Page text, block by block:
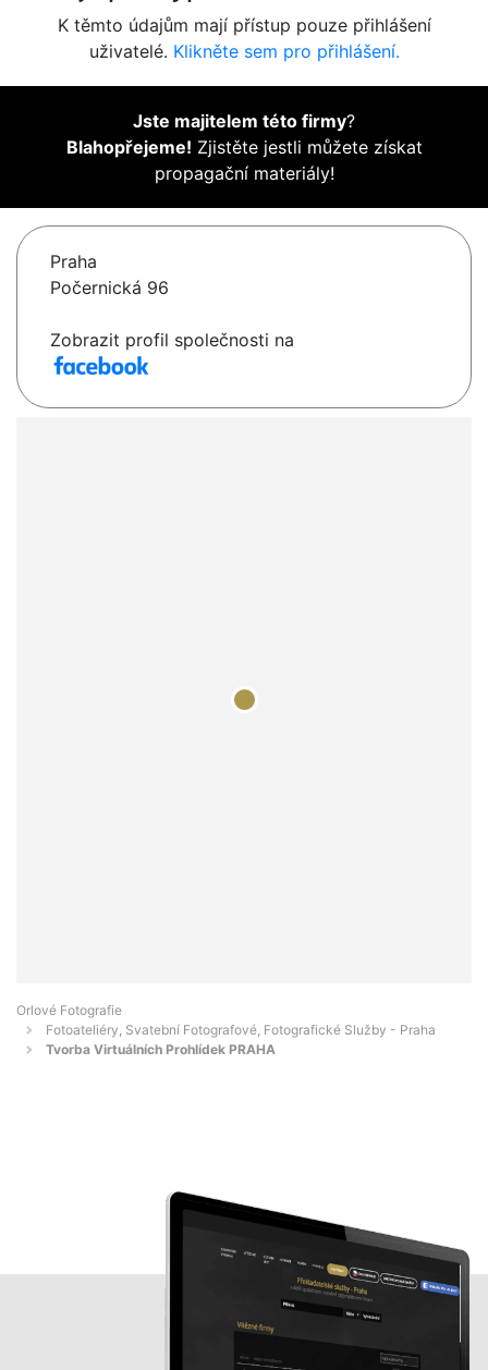
K těmto údajům mají přístup pouze přihlášení
uživatelé. Klikněte sem pro přihlášení.
Jste majitelem této firmy?
Blahopřejeme! Zjistěte jestli můžete získat
propagační materiály!
Praha
Počernická 96
Zobrazit profil společnosti na
Orlové Fotografie
Fotoateliéry, Svatební Fotografové, Fotografické Služby - Praha
Tvorba Virtuálních Prohlídek PRAHA